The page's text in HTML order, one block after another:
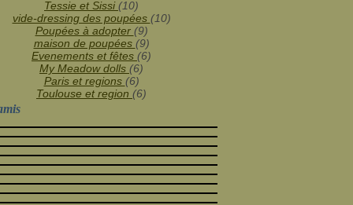
Tessie et Sissi(10)
vide-dressing des poupées (10)
Poupées à adopter (9)
maison de poupées (9)
Evenements et fêtes (6)
My Meadow dolls (6)
Paris et regions (6)
Toulouse et region (6)